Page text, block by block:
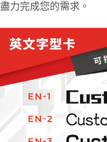
盡力完成您的需求。